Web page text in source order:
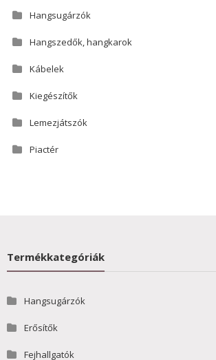
Hangsugárzók
Hangszedők, hangkarok
Kábelek
Kiegészítők
Lemezjátszók
Piactér
Termékkategóriák
Hangsugárzók
Erősítők
Fejhallgatók